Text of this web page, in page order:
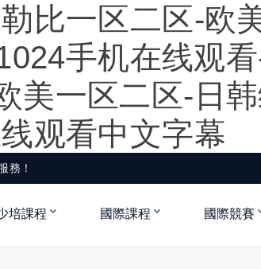
比一区二区-欧
手机在线观
美一区二区-日
观看中文字幕
務！
培課程 國際課程 國際競賽